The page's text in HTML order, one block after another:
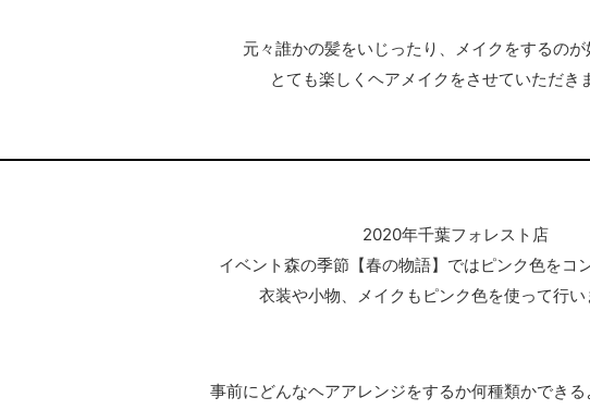
元々誰かの髪をいじったり、メイクをするの
とても楽しくヘアメイクをさせていただき
2020年千葉フォレスト店
イベント森の季節【春の物語】ではピンク色をコ
衣装や小物、メイクもピンク色を使って行
事前にどんなヘアアレンジをするか何種類かでき